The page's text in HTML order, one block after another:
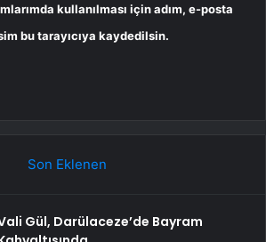
kullanılması için adım, e-posta
bu tarayıcıya kaydedilsin.
Son Eklenen
Gül, Darülaceze’de Bayram